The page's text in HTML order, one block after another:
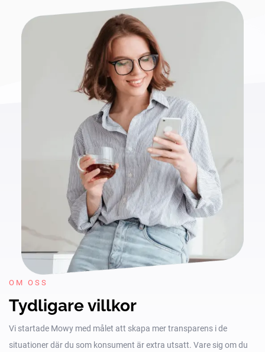
OM OSS
Tydligare villkor
Vi startade Mowy med målet att skapa mer transparens i de
situationer där du som konsument är extra utsatt. Vare sig om du